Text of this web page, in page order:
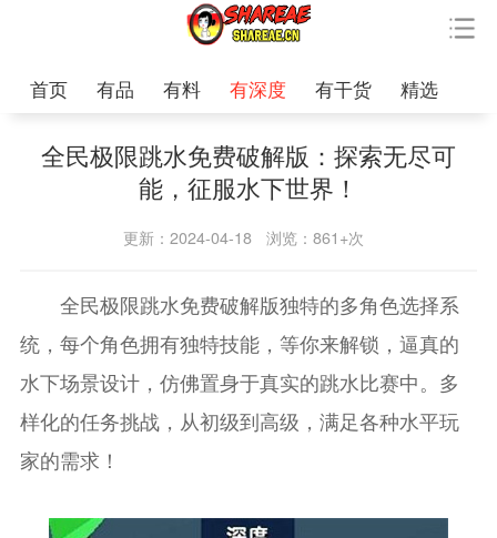
首页 有品 有料 有深度 有干货 精选
全民极限跳水免费破解版：探索无尽可
能，征服水下世界！
更新：2024-04-18 浏览：861+次
全民极限跳水免费破解版独特的多角色选择系
统，每个角色拥有独特技能，等你来解锁，逼真的
水下场景设计，仿佛置身于真实的跳水比赛中。多
样化的任务挑战，从初级到高级，满足各种水平玩
家的需求！